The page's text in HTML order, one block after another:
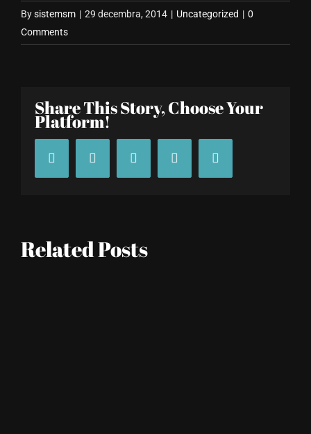
Bysistemsm | 29 decembra, 2014 | Uncategorized | 0
Comments
Share This Story, Choose Your
Platform!
Facebook Twitter Google+ Tumblr
Related Posts